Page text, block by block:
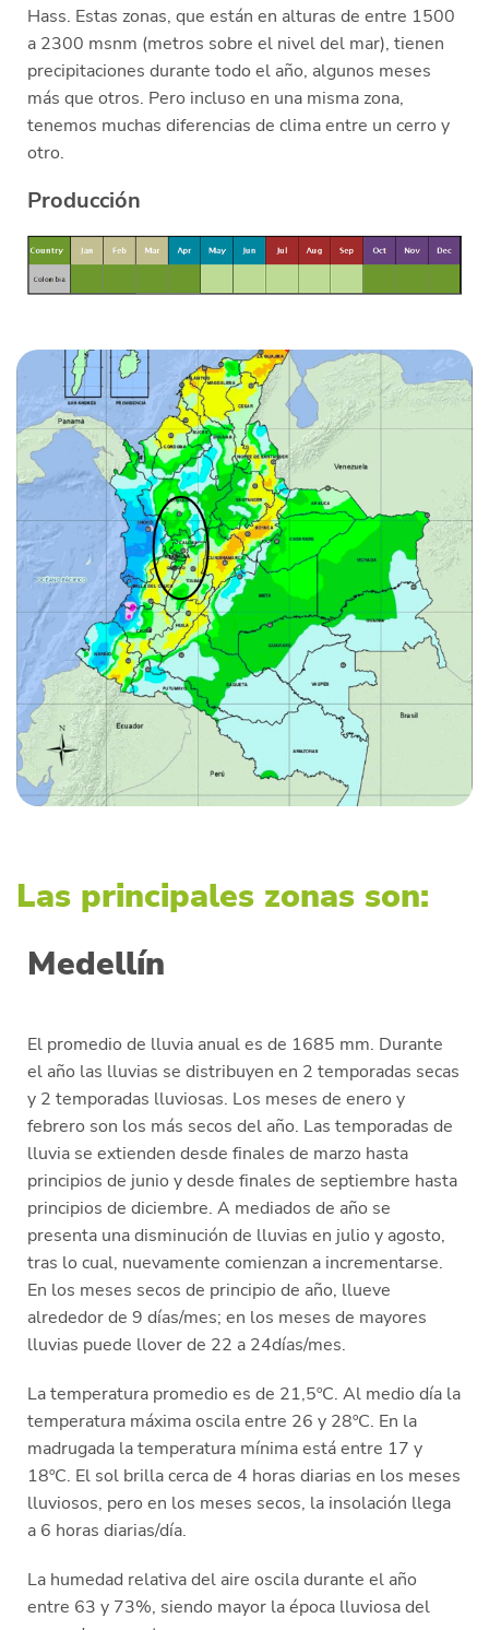
Quiénes Somos
Productores
Mercados
Hass. Estas zonas, que están en alturas de entre 1500
a 2300 msnm (metros sobre el nivel del mar), tienen
precipitaciones durante todo el año, algunos meses
más que otros. Pero incluso en una misma zona,
tenemos muchas diferencias de clima entre un cerro y
otro.
Producción
Las principales zonas son:
Medellín
El promedio de lluvia anual es de 1685 mm. Durante
el año las lluvias se distribuyen en 2 temporadas secas
y 2 temporadas lluviosas. Los meses de enero y
febrero son los más secos del año. Las temporadas de
lluvia se extienden desde finales de marzo hasta
principios de junio y desde finales de septiembre hasta
principios de diciembre. A mediados de año se
presenta una disminución de lluvias en julio y agosto,
tras lo cual, nuevamente comienzan a incrementarse.
En los meses secos de principio de año, llueve
alrededor de 9 días/mes; en los meses de mayores
lluvias puede llover de 22 a 24días/mes.
La temperatura promedio es de 21,5ºC. Al medio día la
temperatura máxima oscila entre 26 y 28ºC. En la
madrugada la temperatura mínima está entre 17 y
18ºC. El sol brilla cerca de 4 horas diarias en los meses
lluviosos, pero en los meses secos, la insolación llega
a 6 horas diarias/día.
La humedad relativa del aire oscila durante el año
entre 63 y 73%, siendo mayor la época lluviosa del